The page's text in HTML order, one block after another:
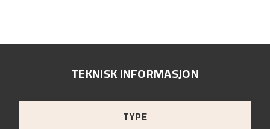
TEKNISK INFORMASJON
TYPE